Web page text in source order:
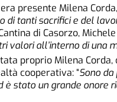
presente Milena
di tanti sacrifici e del
di Casorzo,
valori all’interno di una
proprio Milena Corda,
cooperativa: “Sono da
è stato un grande onore